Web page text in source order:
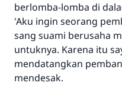
berlomba-lomba di
'Aku ingin seorang
sang suami berusaha
untuknya. Karena itu
mendatangkan
mendesak.